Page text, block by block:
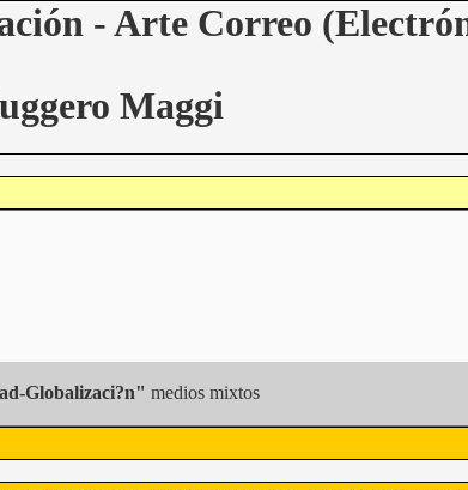
- Arte Correo
Maggi
Globalizaci?n" medios mixtos